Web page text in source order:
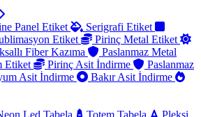
Panel Etiket
Serigrafi Etiket
Etiket
Pirinç Metal Etiket
Fiber Kazıma
Paslanmaz Metal
Etiket Pirinç Asit İndirme
Paslanmaz
Asit İndirme
Bakır Asit İndirme
Led Tabela Totem Tabela
Pleksi